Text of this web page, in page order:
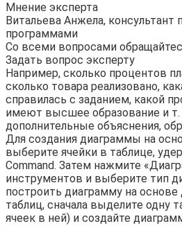
Мнение эксперта
Витальева Анжела,
программами
Со всеми вопросами
Задать вопрос эксперту
Например, сколько процентов
сколько товара реализовано,
справилась с заданием, какой
имеют высшее образование и
дополнительные объяснения,
Для создания диаграммы на
выберите ячейки в таблице,
Command. Затем нажмите
инструментов и выберите тип
построить диаграмму на
таблиц, сначала выделите одну
ячеек в ней) и создайте